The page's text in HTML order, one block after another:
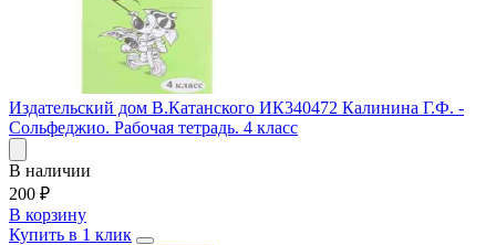
Издательский дом В.Катанского ИК340472 Калинина Г.Ф. -
Сольфеджио. Рабочая тетрадь. 4 класс
В наличии
200 ₽
В корзину
Купить в 1 клик